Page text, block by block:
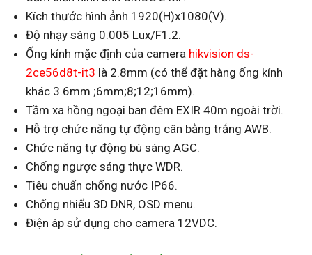
Kích thước hình ảnh 1920(H)x1080(V).
Độ nhạy sáng 0.005 Lux/F1.2.
Ống kính mặc định của camera hikvision ds-
2ce56d8t-it3 là 2.8mm (có thể đặt hàng ống kính
khác 3.6mm ;6mm;8;12;16mm).
Tầm xa hồng ngoại ban đêm EXIR 40m ngoài trời.
Hỗ trợ chức năng tự động cân bằng trắng AWB.
Chức năng tự động bù sáng AGC.
Chống ngược sáng thực WDR.
Tiêu chuẩn chống nước IP66.
Chống nhiểu 3D DNR, OSD menu.
Điện áp sử dụng cho camera 12VDC.